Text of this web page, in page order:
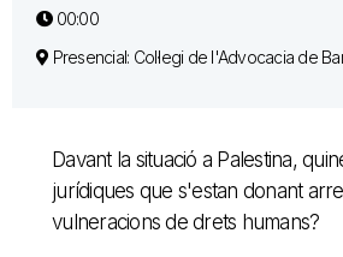
00:00
Presencial: Col·legi de l'Advocacia de
Davant la situació a Palestina,
jurídiques que s'estan donant
vulneracions de drets humans?